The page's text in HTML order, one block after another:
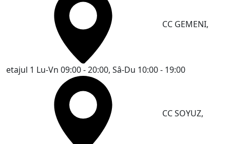
CC GEMENI,
etajul 1 Lu-Vn 09:00 - 20:00, Sâ-Du 10:00 - 19:00
CC SOYUZ,